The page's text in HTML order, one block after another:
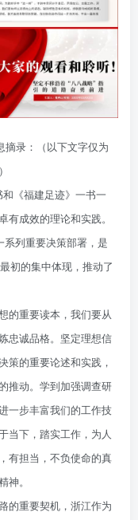
摘录：（以下文字仅为
《福建足迹》一书一
成效的理论和实践。
系列重要决策部署，是
初的集中体现，推动了
的重要读本，我们要从
忠诚品格。坚定理想信
策的重要论述和实践，
推动。学到加强调查研
一步丰富我们的工作技
当下，踏实工作，为人
有担当，不负使命的真
。
的重要契机，浙江作为